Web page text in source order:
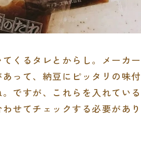
くるタレとからし。メーカー
って、納豆にピッタリの味付
ですが、これらを入れている
せてチェックする必要があり